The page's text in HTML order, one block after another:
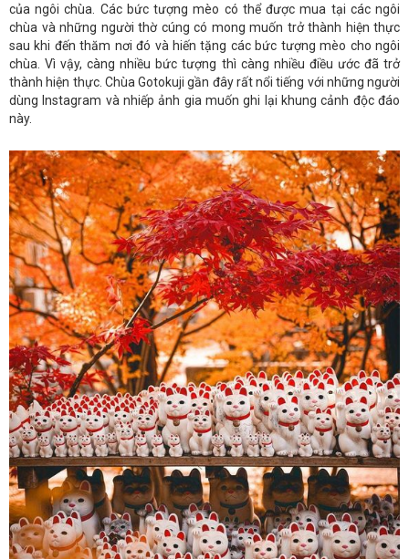
của ngôi chùa. Các bức tượng mèo có thể được mua tại các ngôi
chùa và những người thờ cúng có mong muốn trở thành hiện thực
sau khi đến thăm nơi đó và hiến tặng các bức tượng mèo cho ngôi
chùa. Vì vậy, càng nhiều bức tượng thì càng nhiều điều ước đã trở
thành hiện thực. Chùa Gotokuji gần đây rất nổi tiếng với những người
dùng Instagram và nhiếp ảnh gia muốn ghi lại khung cảnh độc đáo
này.